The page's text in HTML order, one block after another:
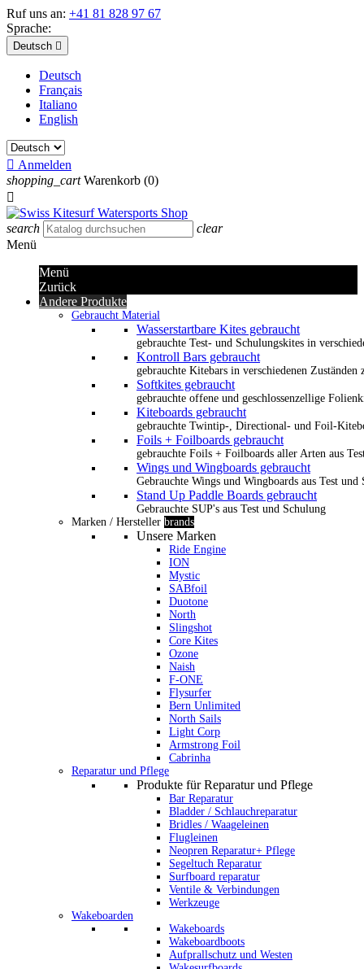
Ruf uns an: +41 81 828 97 67
Sprache:
Deutsch 
Deutsch
Français
Italiano
English
 Anmelden
shopping_cart Warenkorb (0)

search
clear
Menü
Menü
Zurück
Andere Produkte
Gebraucht Material
Wasserstartbare Kites gebraucht
gebrauchte Test- und Schulungskites in
Kontroll Bars gebraucht
gebrauchte Kitebars in verschiedenen Zuständen
Softkites gebraucht
gebrauchte offene und geschlossenzellige
Kiteboards gebraucht
gebrauchte Twintip-, Directional- und Foil-
Foils + Foilboards gebraucht
gebrauchte Foils + Foilboards aller Arten aus
Wings und Wingboards gebraucht
Gebrauchte Wings und Wingboards aus Test und
Stand Up Paddle Boards gebraucht
Gebrauchte SUP's aus Test und Schulung
Marken / Hersteller brands
Unsere Marken
Ride Engine
ION
Mystic
SABfoil
Duotone
North
Slingshot
Core Kites
Ozone
Naish
F-ONE
Flysurfer
Bern Unlimited
North Sails
Light Corp
Armstrong Foil
Cabrinha
Reparatur und Pflege
Produkte für Reparatur und Pflege
Bar Reparatur
Bladder / Schlauchreparatur
Bridles / Waageleinen
Flugleinen
Neopren Reparatur+ Pflege
Segeltuch Reparatur
Surfboard reparatur
Ventile & Verbindungen
Werkzeuge
Wakeboarden
Wakeboards
Wakeboardboots
Aufprallschutz und Westen